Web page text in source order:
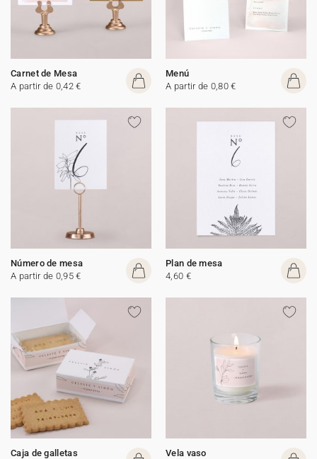
Carnet de Mesa
A partir de 0,42 €
Menú
A partir de 0,80 €
Número de mesa
A partir de 0,95 €
Plan de mesa
4,60 €
Caja de galletas
Vela vaso